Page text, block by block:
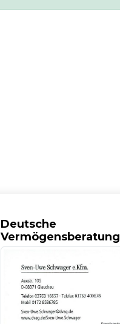
Deutsche
Vermögensberatung